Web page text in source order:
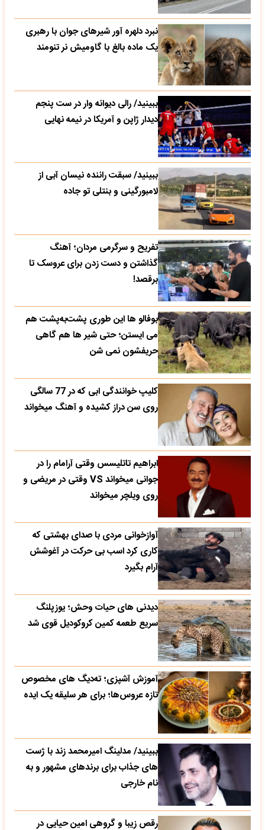
نبرد دلهره آور شیرهای جوان با رهبری
یک ماده بالغ با گاومیش نر تنومند
ببینید/ رالی دیوانه وار در ست پنجم
دیدار ژاپن و آمریکا در نیمه نهایی
ببینید/ سبقت راننده نیسان آبی از
لامبورگینی و بنتلی تو جاده
تفریح و سرگرمی مردان؛ آهنگ
گذاشتن و دست زدن برای عروسک تا
برقصد!
بوفالو ها این‌ طوری پشت‌به‌پشت هم
می‌ ایستن؛ حتی شیر ها هم گاهی
حریفشون نمی‌ شن
کلیپ خوانندگی ابی که در 77 سالگی
روی سن دراز کشیده و آهنگ میخواند
ابراهیم تاتلیسس وقتی آرامام را در
جوانی میخواند VS وقتی در مریضی و
روی ویلچر میخواند
آوازخوانی مردی با صدای بهشتی که
کاری کرد اسب بی حرکت در آغوشش
آرام بگیرد
دیدنی های حیات وحش؛ یوزپلنگ
سریع طعمه کمین کروکودیل قوی شد
آموزش آشپزی؛ ته‌دیگ‌ های مخصوص
تازه‌ عروس‌ها؛ برای هر سلیقه یک ایده
ببینید/ مدلینگ امیرمحمد زند با ژست
های جذاب برای برندهای مشهور و به
نام خارجی
رقص زیبا و گروهی امین حیایی در